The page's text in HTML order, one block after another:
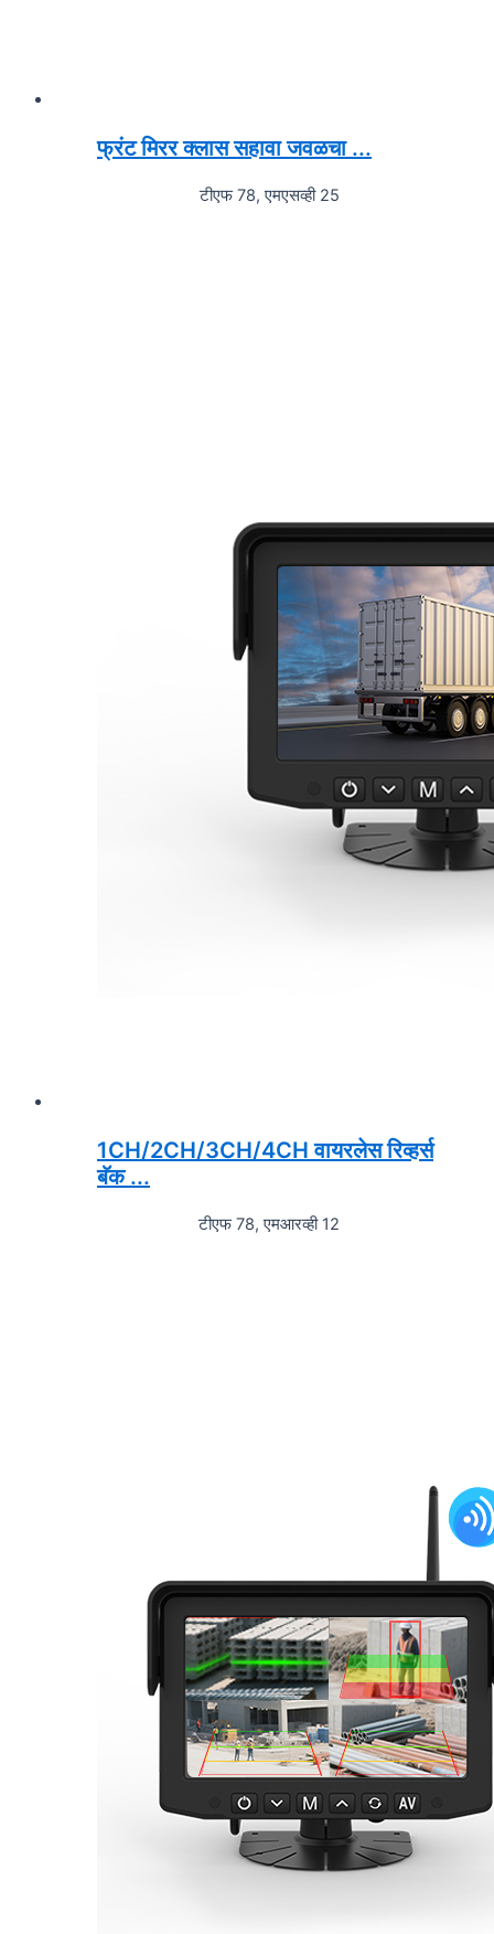
फ्रंट मिरर क्लास सहावा जवळचा ...
टीएफ 78, एमएसव्ही 25
1CH/2CH/3CH/4CH वायरलेस रिव्हर्स
बॅक ...
टीएफ 78, एमआरव्ही 12